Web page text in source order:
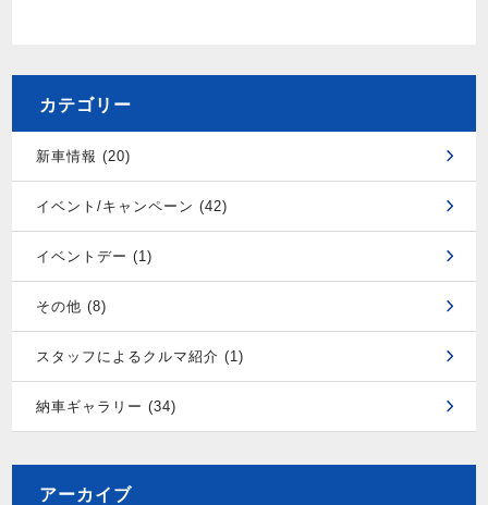
カテゴリー
新車情報 (20)
イベント/キャンペーン (42)
イベントデー (1)
その他 (8)
スタッフによるクルマ紹介 (1)
納車ギャラリー (34)
アーカイブ